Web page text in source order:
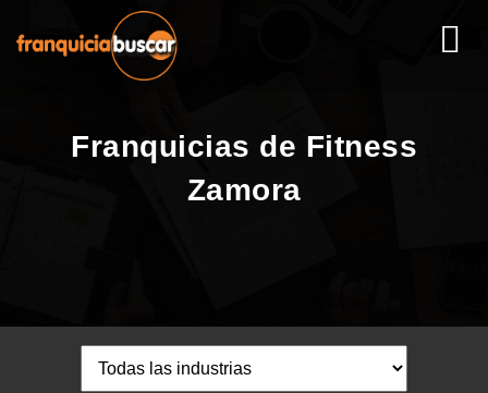
Franquicias de Fitness
Zamora